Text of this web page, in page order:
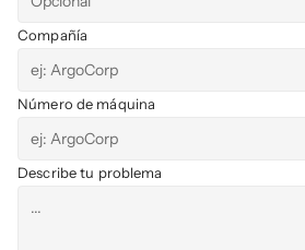
Compañía
Número de máquina
Describe tu problema